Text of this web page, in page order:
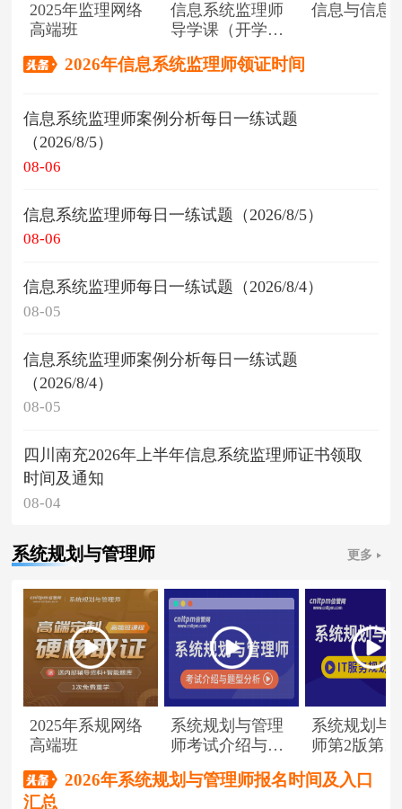
2025年监理网络
高端班
信息系统监理师
导学课（开学典
信息与信息
2026年信息系统监理师领证时间
信息系统监理师案例分析每日一练试题
（2026/8/5）
08-06
信息系统监理师每日一练试题（2026/8/5）
08-06
信息系统监理师每日一练试题（2026/8/4）
08-05
信息系统监理师案例分析每日一练试题
（2026/8/4）
08-05
四川南充2026年上半年信息系统监理师证书领取
时间及通知
08-04
系统规划与管理师 更多
2025年系规网络
高端班
系统规划与管理
师考试介绍与题
系统规划与
师第2版第1
2026年系统规划与管理师报名时间及入口
汇总